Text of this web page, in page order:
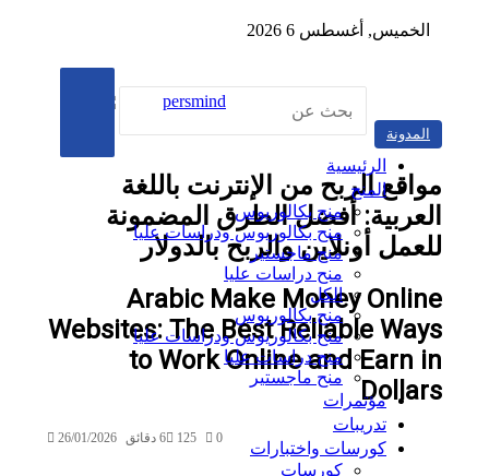
الخميس, أغسطس 6 2026
‫YouTube
تيلقرام
‫TikTok
مقال
عشوائي
عن
الرئيسية
المنح
منح بكالوريوس
منح بكالوريوس ودراسات عليا
منح ماجستير
منح دراسات عليا
الكل
منح بكالوريوس
منح بكالوريوس ودراسات عليا
منح دراسات عليا
منح ماجستير
مؤتمرات
تدريبات
كورسات واختبارات
كورسات
الربح من الإنترنت باللغة
أفضل الطرق المضمونة
أونلاين والربح بالدولار
Arabic Make Money
Websites: The Best Reliable
to Work Online and Earn
26/01/2026 6 دقائق